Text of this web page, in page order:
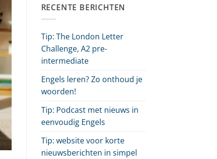
RECENTE BERICHTEN
Tip: The London Letter
Challenge, A2 pre-
intermediate
Engels leren? Zo onthoud je
woorden!
Tip: Podcast met nieuws in
eenvoudig Engels
Tip: website voor korte
nieuwsberichten in simpel